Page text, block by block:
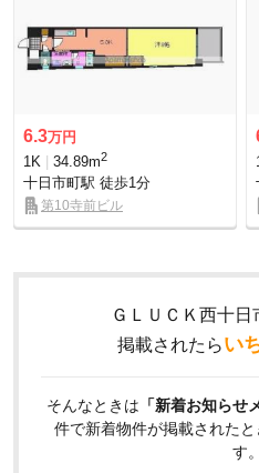
6.3万円
1K
34.89m2
十日市町駅 徒歩1分
第10寺前ビル
ＧＬＵＣＫ西十日
掲載されたらい
そんなときは 「新着お知らせ
件で新着物件が掲載された
す。